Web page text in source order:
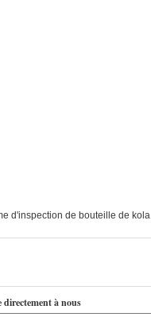
d'inspection de bouteille de kola
directement à nous